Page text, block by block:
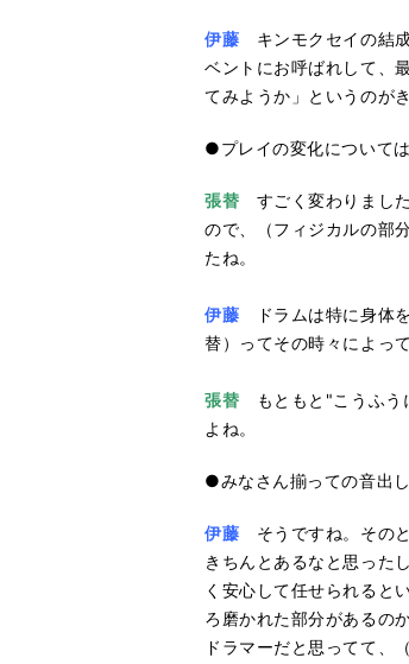
伊藤 キンモクセイの結
ベントにお呼ばれして、
てみようか」というのが
●プレイの変化について
張替 すごく変わりまし
ので、（フィジカルの部
たね。
伊藤 ドラムは特に身体
替）ってその時々によっ
張替 もともと"こうふう
よね。
●みなさん揃っての音出
伊藤 そうですね。その
きちんとあるなと思った
く安心して任せられると
ろ磨かれた部分があるの
ドラマーだと思ってて、